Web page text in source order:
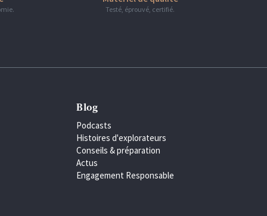
Testé, éprouvé, certifié.
Blog
Podcasts
Histoires d'explorateurs
Conseils & préparation
Actus
Engagement Responsable